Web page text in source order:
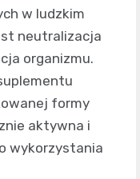
w ludzkim
neutralizacja
organizmu.
formy
aktywna i
wykorzystania